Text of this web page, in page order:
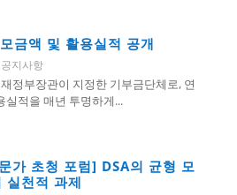
금액 및 활용실적 공개
공지사항
정부장관이 지정한 기부금단체로, 연
실적을 매년 투명하게...
가 초청 포럼] DSA의 균형 모
실천적 과제